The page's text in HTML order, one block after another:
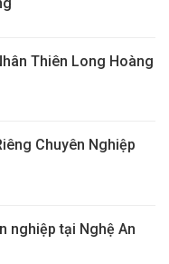
Thiên Long Hoàng
Chuyên Nghiệp
nghiệp tại Nghệ An